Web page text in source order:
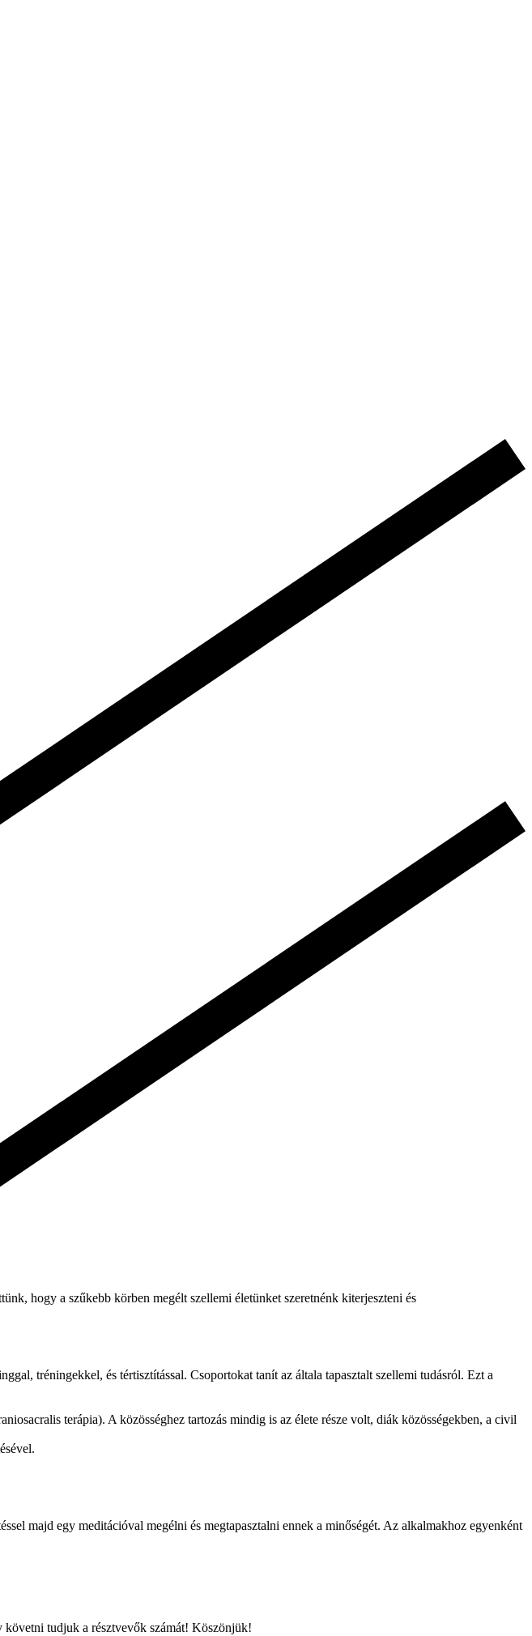
hogy a szűkebb körben megélt szellemi életünket szeretnénk kiterjeszteni és
tréningekkel, és tértisztítással. Csoportokat tanít az általa tapasztalt szellemi tudásról. Ezt a
terápia). A közösséghez tartozás mindig is az élete része volt, diák közösségekben, a civil
majd egy meditációval megélni és megtapasztalni ennek a minőségét. Az alkalmakhoz egyenként
követni tudjuk a résztvevők számát! Köszönjük!